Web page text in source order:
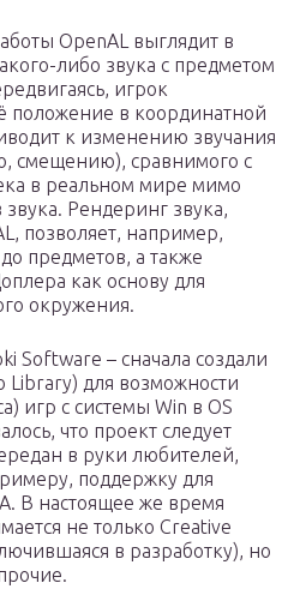
OpenAL выглядит в
либо звука с предметом
игрок
положение в координатной
к изменению звучания
смещению), сравнимого с
в реальном мире мимо
Рендеринг звука,
позволяет, например,
предметов, а также
как основу для
окружения.
Software – сначала создали
Library) для возможности
игр с системы Win в OS
что проект следует
в руки любителей,
поддержку для
В настоящее же время
не только Creative
в разработку), но